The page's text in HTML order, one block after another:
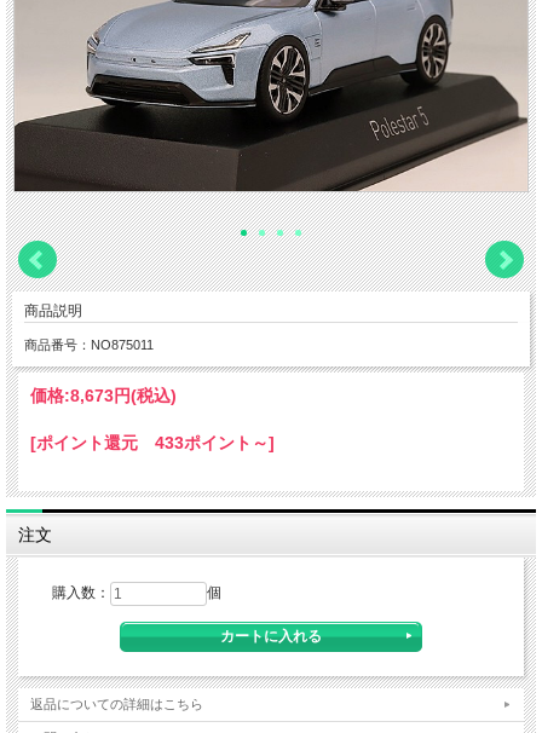
商品説明
商品番号：NO875011
価格:8,673円(税込)
[ポイント還元 433ポイント～]
注文
購入数： 個
返品についての詳細はこちら